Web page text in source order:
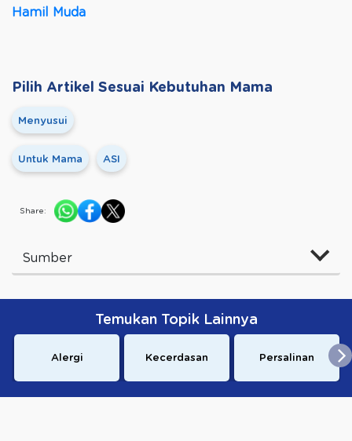
Hamil Muda
Pilih Artikel Sesuai Kebutuhan Mama
Menyusui
Untuk Mama ASI
Share:
Sumber
Temukan Topik Lainnya
Alergi Kecerdasan Persalinan